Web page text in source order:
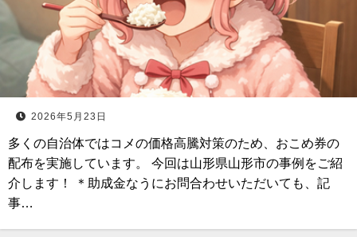
2026年5月23日
多くの自治体ではコメの価格高騰対策のため、おこめ券の
配布を実施しています。 今回は山形県山形市の事例をご紹
介します！ ＊助成金なうにお問合わせいただいても、記
事…